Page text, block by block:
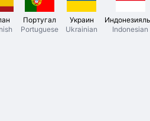
Португал
Portuguese
Украин
Ukrainian
Indonesian